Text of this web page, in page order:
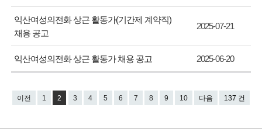
익산여성의전화 상근 활동가(기간제 계약직)
채용 공고
2025-07-21
익산여성의전화 상근 활동가 채용 공고 2025-06-20
이전 1 2 3 4 5 6 7 8 9 10 다음 137 건